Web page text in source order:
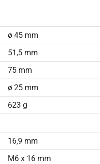
ø 45 mm
51,5 mm
75 mm
ø 25 mm
623 g
16,9 mm
M6 x 16 mm